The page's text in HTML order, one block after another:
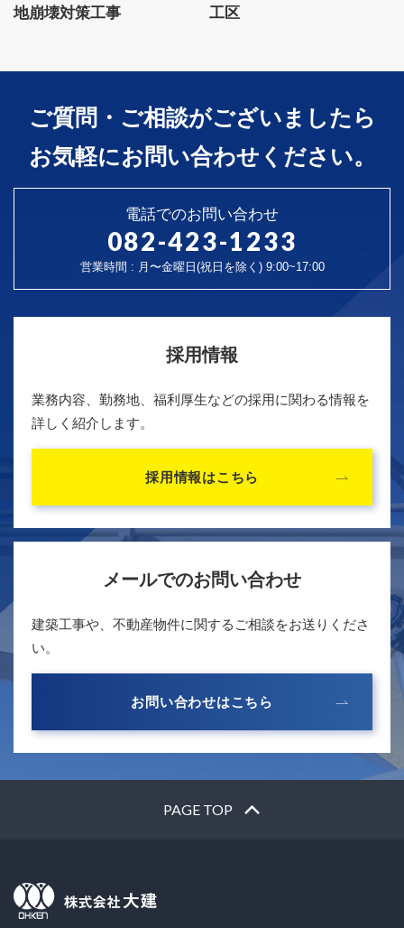
地崩壊対策工事
工区
ご質問・ご相談がございましたら
お気軽にお問い合わせください。
電話でのお問い合わせ
082-423-1233
営業時間 : 月〜金曜日(祝日を除く) 9:00~17:00
採用情報
業務内容、勤務地、福利厚生などの採用に関わる情報を
詳しく紹介します。
採用情報はこちら
メールでのお問い合わせ
建築工事や、不動産物件に関するご相談をお送りくださ
い。
お問い合わせはこちら
PAGE TOP